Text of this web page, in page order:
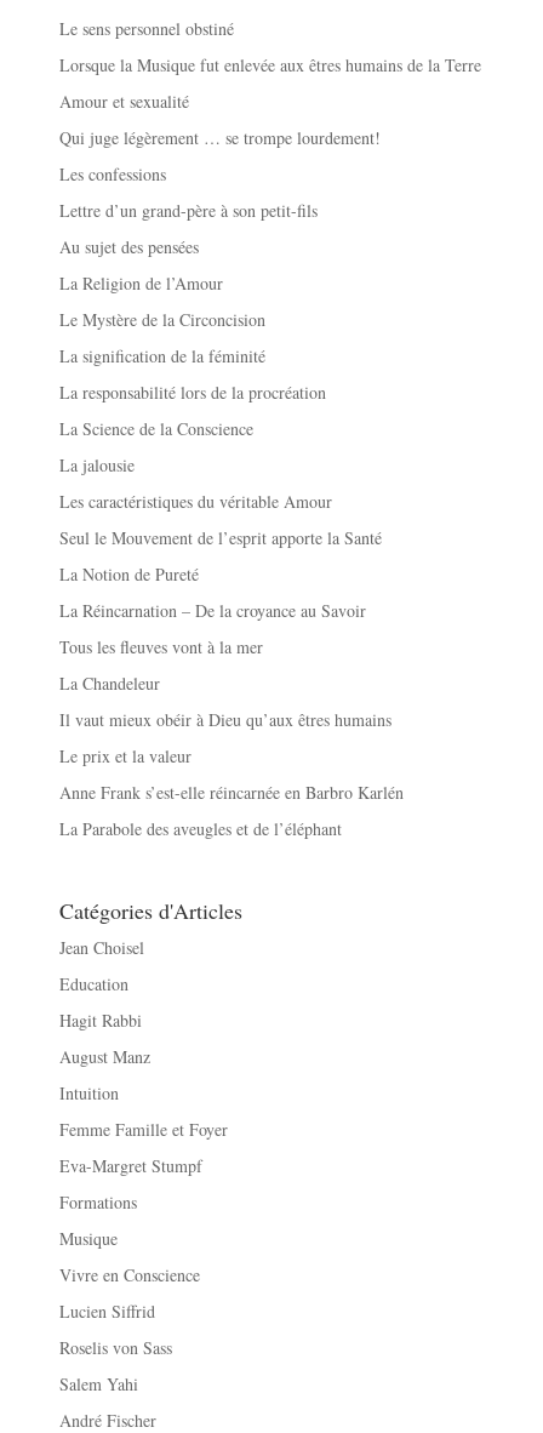
Le sens personnel obstiné
Lorsque la Musique fut enlevée aux êtres humains de la Terre
Amour et sexualité
Qui juge légèrement … se trompe lourdement!
Les confessions
Lettre d’un grand-père à son petit-fils
Au sujet des pensées
La Religion de l’Amour
Le Mystère de la Circoncision
La signification de la féminité
La responsabilité lors de la procréation
La Science de la Conscience
La jalousie
Les caractéristiques du véritable Amour
Seul le Mouvement de l’esprit apporte la Santé
La Notion de Pureté
La Réincarnation – De la croyance au Savoir
Tous les fleuves vont à la mer
La Chandeleur
Il vaut mieux obéir à Dieu qu’aux êtres humains
Le prix et la valeur
Anne Frank s’est-elle réincarnée en Barbro Karlén
La Parabole des aveugles et de l’éléphant
Catégories d'Articles
Jean Choisel
Education
Hagit Rabbi
August Manz
Intuition
Femme Famille et Foyer
Eva-Margret Stumpf
Formations
Musique
Vivre en Conscience
Lucien Siffrid
Roselis von Sass
Salem Yahi
André Fischer